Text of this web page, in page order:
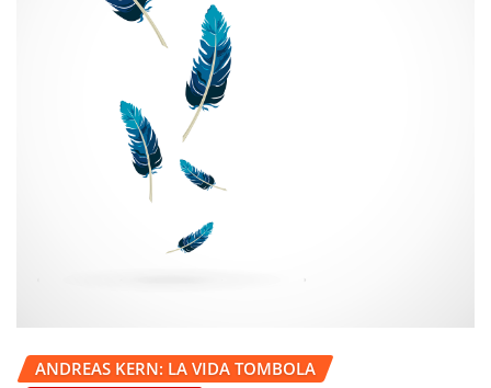
ANDREAS KERN: LA VIDA TOMBOLA